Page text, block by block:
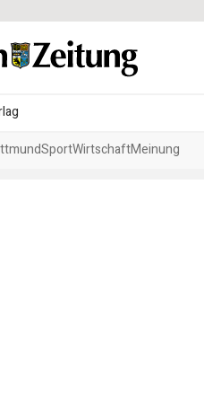
SportWirtschaftMeinung